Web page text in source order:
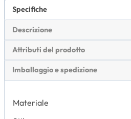
Specifiche
Descrizione
Attributi del prodotto
Imballaggio e spedizione
Materiale